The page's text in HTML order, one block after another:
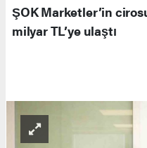
ŞOK Marketler’in
milyar TL’ye ulaştı